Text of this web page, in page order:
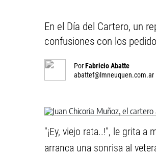
En el Día del Cartero, un
confusiones con los
PorFabricio Abatte
abattef@lmneuquen.com.ar
"¡Ey, viejo rata..!", le grita
arranca una sonrisa al